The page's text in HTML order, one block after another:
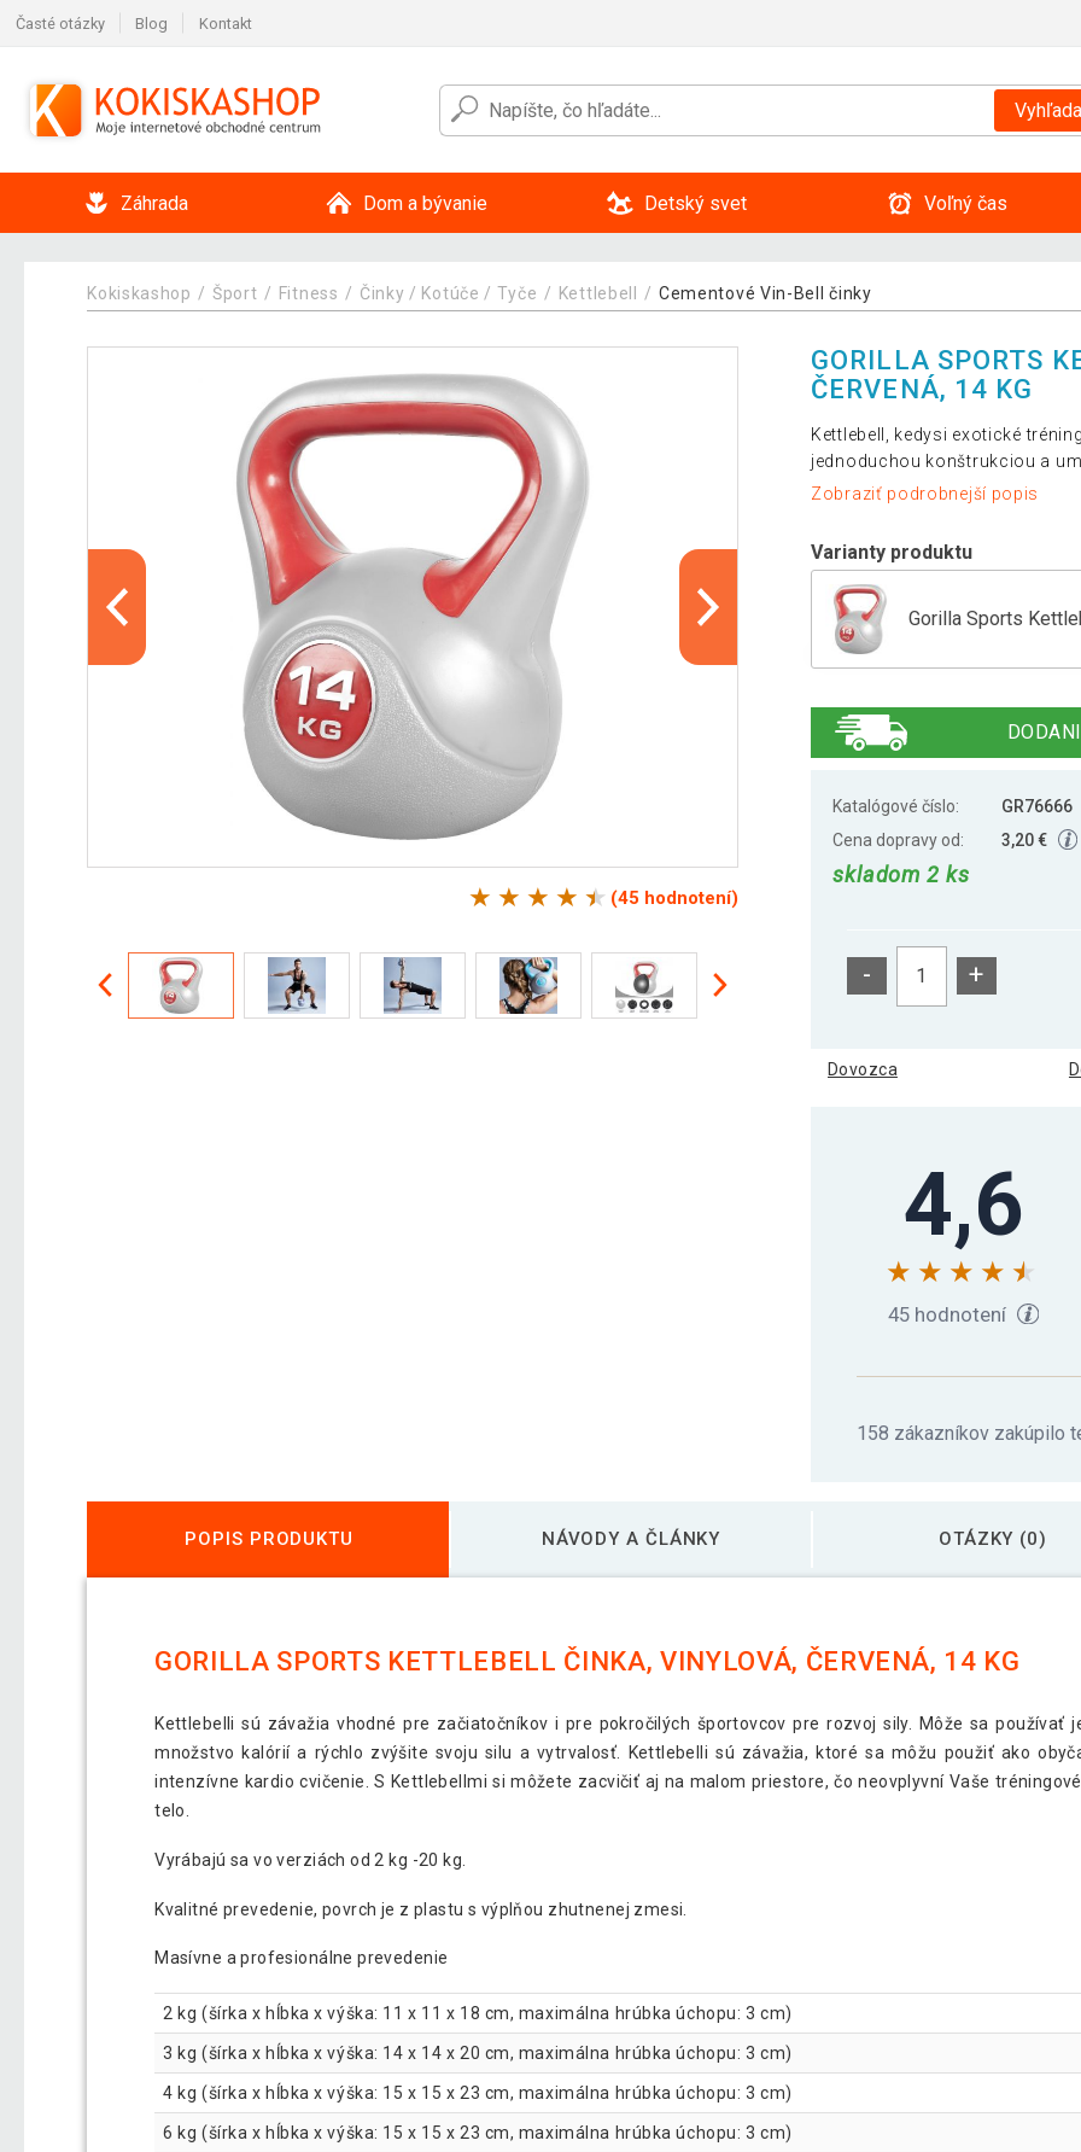
Časté otázky Blog Kontakt
Záhrada Dom a bývanie Detský svet Voľný čas
Kokiskashop Šport Fitness Činky / Kotúče / Tyče Kettlebell Cementové Vin-Bell činky
(45 hodnotení)
GORILLA SPORTS
ČERVENÁ, 14 KG
Kettlebell, kedysi exotické
jednoduchou konštrukciou a
Zobraziť podrobnejší popis
Varianty produktu
Gorilla Sports
Gorilla Sports
Gorilla Sports
Gorilla Sports
Gorilla Sports
Gorilla Sports
Gorilla Sports
Gorilla Sports
Gorilla Sports Set
Katalógové číslo:
GR76666
Cena dopravy od:
3,20 €
skladom 2 ks
- +
Dovozca
4,6
45 hodnotení
158 zákazníkov zakúpilo
POPIS PRODUKTU NÁVODY A ČLÁNKY OTÁZKY (0)
GORILLA SPORTS KETTLEBELL ČINKA, VINYLOVÁ, ČERVENÁ, 14 KG
Kettlebelli sú závažia vhodné pre začiatočníkov i pre pokročilých športovcov pre rozvoj sily. Môže sa používať
množstvo kalórií a rýchlo zvýšite svoju silu a vytrvalosť. Kettlebelli sú závažia, ktoré sa môžu použiť ako
intenzívne kardio cvičenie. S Kettlebellmi si môžete zacvičiť aj na malom priestore, čo neovplyvní Vaše
telo.
Vyrábajú sa vo verziách od 2 kg -20 kg.
Kvalitné prevedenie, povrch je z plastu s výplňou zhutnenej zmesi.
Masívne a profesionálne prevedenie
2 kg (šírka x hĺbka x výška: 11 x 11 x 18 cm, maximálna hrúbka úchopu: 3 cm)
3 kg (šírka x hĺbka x výška: 14 x 14 x 20 cm, maximálna hrúbka úchopu: 3 cm)
4 kg (šírka x hĺbka x výška: 15 x 15 x 23 cm, maximálna hrúbka úchopu: 3 cm)
6 kg (šírka x hĺbka x výška: 15 x 15 x 23 cm, maximálna hrúbka úchopu: 3 cm)